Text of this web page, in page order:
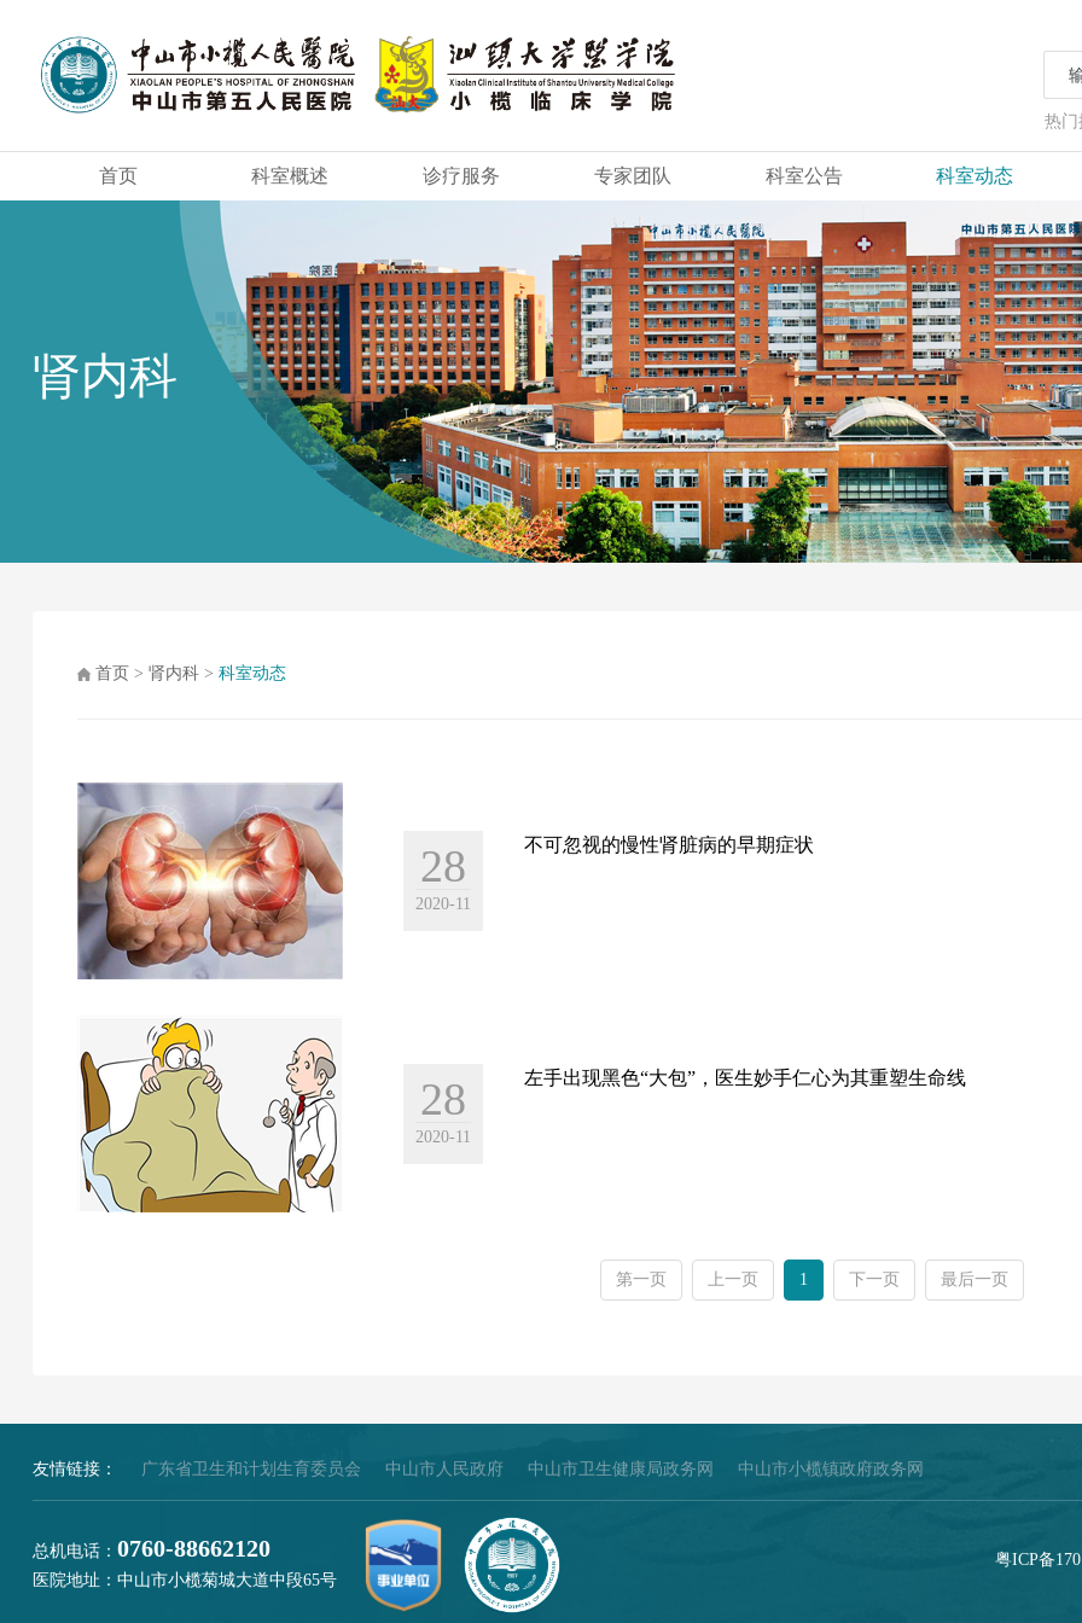
热门
首页 科室概述 诊疗服务 专家团队 科室公告 科室动态
肾内科
首页 >肾内科 >科室动态
不可忽视的慢性肾脏病的早期症状
28
2020-11
左手出现黑色“大包”，医生妙手仁心为其重塑生命线
28
2020-11
第一页 上一页 1 下一页 最后一页
友情链接： 广东省卫生和计划生育委员会 中山市人民政府 中山市卫生健康局政务网 中山市小榄镇政府政务网
总机电话： 0760-88662120
医院地址：中山市小榄菊城大道中段65号
粤ICP备